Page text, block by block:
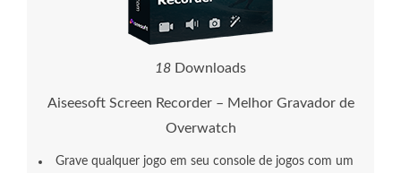
18 Downloads
Aiseesoft Screen Recorder – Melhor Gravador de
Overwatch
Grave qualquer jogo em seu console de jogos com um